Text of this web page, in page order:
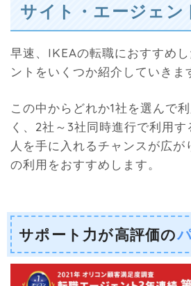
サイト・エージェン
早速、IKEAの転職におすすめ
ントをいくつか紹介していきま
この中からどれか1社を選んで
く、2社～3社同時進行で利用
人を手に入れるチャンスが広が
の利用をおすすめします。
サポート力が高評価の